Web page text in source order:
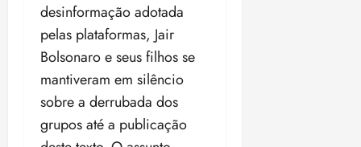
desinformação adotada
pelas plataformas, Jair
Bolsonaro e seus filhos se
mantiveram em silêncio
sobre a derrubada dos
grupos até a publicação